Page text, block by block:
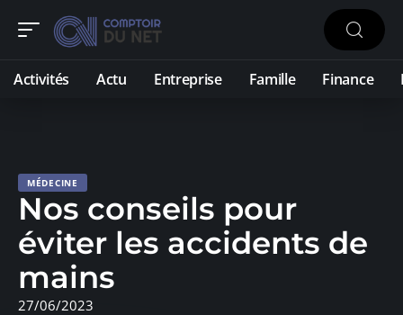
Activités Actu Entreprise Famille Finance
MÉDECINE
Nos conseils pour
éviter les accidents de
mains
27/06/2023